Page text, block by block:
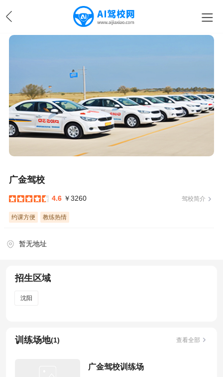
广金驾校
4.6 ￥3260 驾校简介
约课方便 教练热情
暂无地址
招生区域
沈阳
训练场地(1) 查看全部
广金驾校训练场